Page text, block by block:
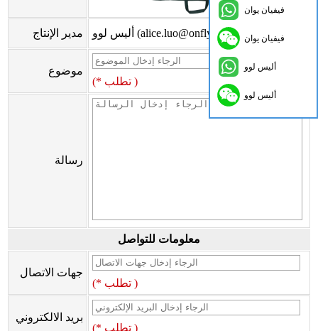
مدير الإنتاج أليس لوو (alice.luo@onflyingcn.com)
موضوع
(* تطلب )
رسالة
معلومات للتواصل
جهات الاتصال
(* تطلب )
بريد الالكتروني
(* تطلب )
فيفيان يوان
فيفيان يوان
أليس لوو
أليس لوو